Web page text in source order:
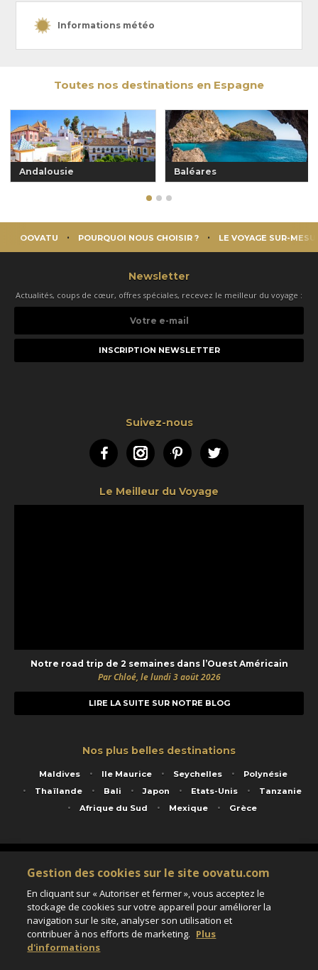
Informations météo
Toutes nos destinations en Espagne
Andalousie Baléares
OOVATU POURQUOI NOUS CHOISIR ? LE VOYAGE SUR-
Newsletter
Actualités, coups de cœur, offres spéciales, recevez le meilleur du voyage :
e-
Suivez-nous
FacebookInstagramPinterestTwitter
Le Meilleur du Voyage
Notre road trip de 2 semaines dans l’Ouest Américain
Par Chloé, le lundi 3 août 2026
LIRE LA SUITE SUR NOTRE BLOG
Nos plus belles destinations
Maldives Ile Maurice Seychelles
Polynésie
Thaïlande
Bali Japon Etats-Unis
Tanzanie
Afrique du Sud
Mexique Grèce
Service animé par Nautil Voyages - 22 rue Georges Picquart 75017 Paris - S.A.S
au capital de 155 696 euros - RCS Paris B 423 671 973 - Code APE 7911Z
Matricule Atout France IM075100020 - Garantie financière Groupama - Agrément IATA
Assurance responsabilité civile et professionnelle HISCOX RCP0081066
Gestion des cookies sur le site oovatu.com
En cliquant sur « Autoriser et fermer », vous acceptez le
stockage de cookies sur votre appareil pour améliorer la
navigation sur le site, analyser son utilisation et
contribuer à nos efforts de marketing. Plus
d'informations